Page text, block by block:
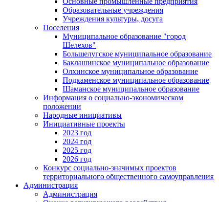
Образовательные учреждения
Учреждения культуры, досуга
Поселения
Муниципальное образование "город
Шелехов"
Большелугское муниципальное образование
Баклашинское муниципальное образование
Олхинское муниципальное образование
Подкаменское муниципальное образование
Шаманское муниципальное образование
Информация о социально-экономическом
положении
Народные инициативы
Инициативные проекты
2023 год
2024 год
2025 год
2026 год
Конкурс социально-значимых проектов
территориального общественного самоуправления
Администрация
Администрация